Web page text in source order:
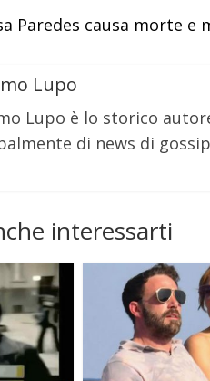
Paredes causa morte
Lupo
Lupo è lo storico
di news di
interessarti